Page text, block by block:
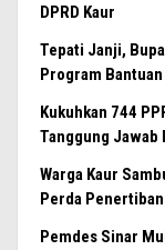
DPRD Kaur
Tepati Janji,
Program
Kukuhkan 744
Tanggung Jawab
Warga Kaur
Perda
Pemdes Sinar